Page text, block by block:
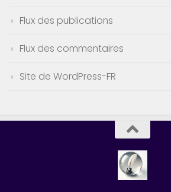
Flux des publications
Flux des commentaires
Site de WordPress-FR